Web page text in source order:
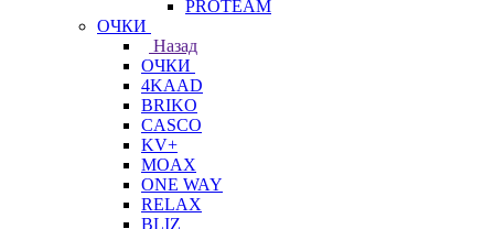
PROTEAM
ОЧКИ
Назад
ОЧКИ
4KAAD
BRIKO
CASCO
KV+
MOAX
ONE WAY
RELAX
BLIZ